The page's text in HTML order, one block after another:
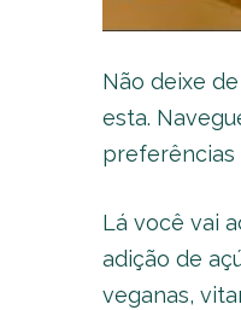
Não deixe
esta.
preferências
Lá você vai
adição de
veganas,